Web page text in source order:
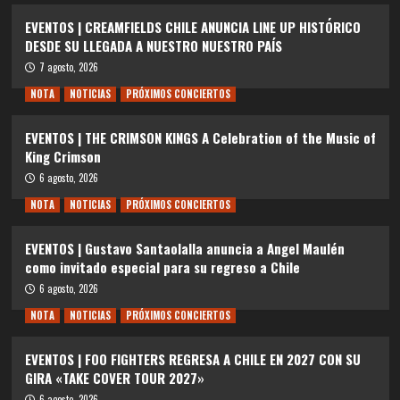
EVENTOS | CREAMFIELDS CHILE ANUNCIA LINE UP HISTÓRICO
DESDE SU LLEGADA A NUESTRO NUESTRO PAÍS
7 agosto, 2026
NOTA
NOTICIAS PRÓXIMOS CONCIERTOS
EVENTOS | THE CRIMSON KINGS A Celebration of the Music of
King Crimson
6 agosto, 2026
NOTA
NOTICIAS PRÓXIMOS CONCIERTOS
EVENTOS | Gustavo Santaolalla anuncia a Angel Maulén
como invitado especial para su regreso a Chile
6 agosto, 2026
NOTA
NOTICIAS PRÓXIMOS CONCIERTOS
EVENTOS | FOO FIGHTERS REGRESA A CHILE EN 2027 CON SU
GIRA «TAKE COVER TOUR 2027»